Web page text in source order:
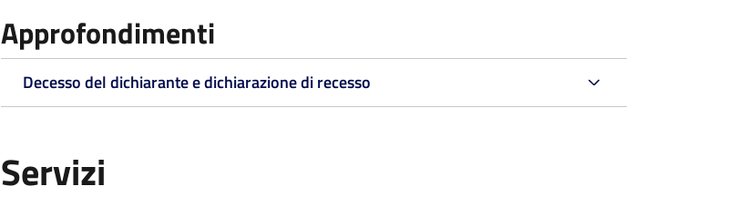
Approfondimenti
Decesso del dichiarante e dichiarazione di recesso
Servizi